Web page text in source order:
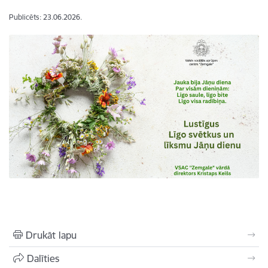
Publicēts: 23.06.2026.
Drukāt lapu
Dalīties